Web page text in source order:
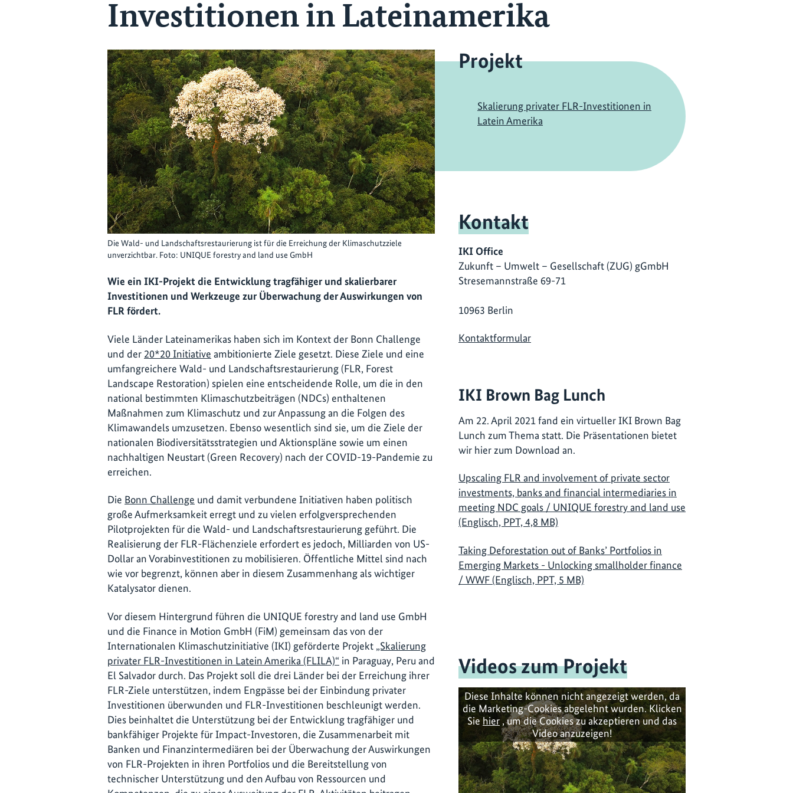
Investitionen in Lateinamerika
Die Wald- und Landschaftsrestaurierung ist für die Erreichung der Klimaschutzziele
unverzichtbar. Foto: UNIQUE forestry and land use GmbH
Wie ein IKI-Projekt die Entwicklung tragfähiger und skalierbarer
Investitionen und Werkzeuge zur Überwachung der Auswirkungen von
FLR fördert.
Viele Länder Lateinamerikas haben sich im Kontext der Bonn Challenge
und der 20*20 Initiative ambitionierte Ziele gesetzt. Diese Ziele und eine
umfangreichere Wald- und Landschaftsrestaurierung (FLR, Forest
Landscape Restoration) spielen eine entscheidende Rolle, um die in den
national bestimmten Klimaschutzbeiträgen (NDCs) enthaltenen
Maßnahmen zum Klimaschutz und zur Anpassung an die Folgen des
Klimawandels umzusetzen. Ebenso wesentlich sind sie, um die Ziele der
nationalen Biodiversitätsstrategien und Aktionspläne sowie um einen
nachhaltigen Neustart (Green Recovery) nach der COVID-19-Pandemie zu
erreichen.
Die Bonn Challenge und damit verbundene Initiativen haben politisch
große Aufmerksamkeit erregt und zu vielen erfolgversprechenden
Pilotprojekten für die Wald- und Landschaftsrestaurierung geführt. Die
Realisierung der FLR-Flächenziele erfordert es jedoch, Milliarden von US-
Dollar an Vorabinvestitionen zu mobilisieren. Öffentliche Mittel sind nach
wie vor begrenzt, können aber in diesem Zusammenhang als wichtiger
Katalysator dienen.
Vor diesem Hintergrund führen die UNIQUE forestry and land use GmbH
und die Finance in Motion GmbH (FiM) gemeinsam das von der
Internationalen Klimaschutzinitiative (IKI) geförderte Projekt „Skalierung
privater FLR-Investitionen in Latein Amerika (FLILA)“ in Paraguay, Peru and
El Salvador durch. Das Projekt soll die drei Länder bei der Erreichung ihrer
FLR-Ziele unterstützen, indem Engpässe bei der Einbindung privater
Investitionen überwunden und FLR-Investitionen beschleunigt werden.
Dies beinhaltet die Unterstützung bei der Entwicklung tragfähiger und
bankfähiger Projekte für Impact-Investoren, die Zusammenarbeit mit
Banken und Finanzintermediären bei der Überwachung der Auswirkungen
von FLR-Projekten in ihren Portfolios und die Bereitstellung von
technischer Unterstützung und den Aufbau von Ressourcen und
Projekt
Skalierung privater FLR-Investitionen in
Latein Amerika
Kontakt
IKI Office
Zukunft – Umwelt – Gesellschaft (ZUG) gGmbH
Stresemannstraße 69-71
10963 Berlin
Kontaktformular
IKI Brown Bag Lunch
Am 22. April 2021 fand ein virtueller IKI Brown Bag
Lunch zum Thema statt. Die Präsentationen bietet
wir hier zum Download an.
Upscaling FLR and involvement of private sector
investments, banks and financial intermediaries in
meeting NDC goals / UNIQUE forestry and land use
(Englisch, PPT, 4,8 MB)
Taking Deforestation out of Banks’ Portfolios in
Emerging Markets - Unlocking smallholder finance
/ WWF (Englisch, PPT, 5 MB)
Videos zum Projekt
Diese Inhalte können nicht angezeigt werden, da
die Marketing-Cookies abgelehnt wurden. Klicken
Siehier , um die Cookies zu akzeptieren und das
Video anzuzeigen!